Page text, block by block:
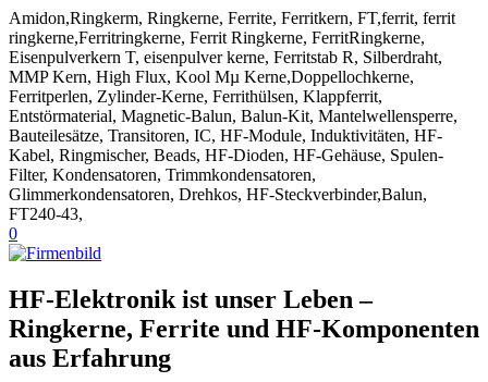
Amidon,Ringkerm, Ringkerne, Ferrite, Ferritkern, FT,ferrit, ferrit
ringkerne,Ferritringkerne, Ferrit Ringkerne, FerritRingkerne,
Eisenpulverkern T, eisenpulver kerne, Ferritstab R, Silberdraht,
MMP Kern, High Flux, Kool Mµ Kerne,Doppellochkerne,
Ferritperlen, Zylinder-Kerne, Ferrithülsen, Klappferrit,
Entstörmaterial, Magnetic-Balun, Balun-Kit, Mantelwellensperre,
Bauteilesätze, Transitoren, IC, HF-Module, Induktivitäten, HF-
Kabel, Ringmischer, Beads, HF-Dioden, HF-Gehäuse, Spulen-
Filter, Kondensatoren, Trimmkondensatoren,
Glimmerkondensatoren, Drehkos, HF-Steckverbinder,Balun,
FT240-43,
0
HF-Elektronik ist unser Leben –
Ringkerne, Ferrite und HF-Komponenten
aus Erfahrung